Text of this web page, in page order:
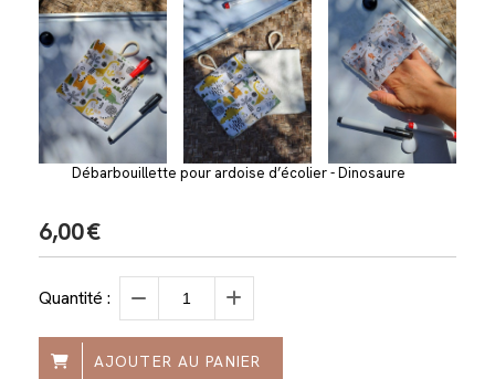
Débarbouillette pour ardoise d’écolier - Dinosaure
6,00€
Quantité :
AJOUTER AU PANIER